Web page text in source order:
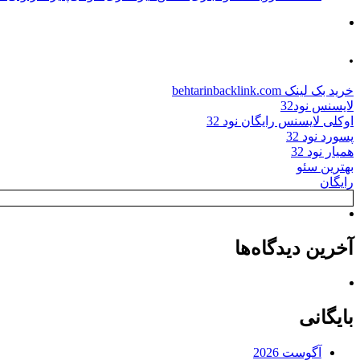
.
خرید بک لینک behtarinbacklink.com
لایسنس نود32
اوکلی لایسنس رایگان نود 32
پسورد نود 32
همیار نود 32
بهترین سئو
رایگان
آخرین دیدگاه‌ها
بایگانی
آگوست 2026